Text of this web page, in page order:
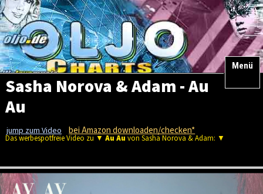
Menü
Sasha Norova & Adam - Au
Au
jump zum Video bei Amazon downloaden/checken*
Das werbespotfreie Video zu ▼ Au Au von Sasha Norova & Adam: ▼